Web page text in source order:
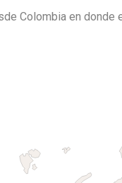
Colombia en donde